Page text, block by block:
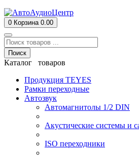
0 Корзина 0.00
Поиск
Каталог товаров
Продукция TEYES
Рамки переходные
Автозвук
Автомагнитолы 1/2 DIN
Акустические системы и
ISO переходники